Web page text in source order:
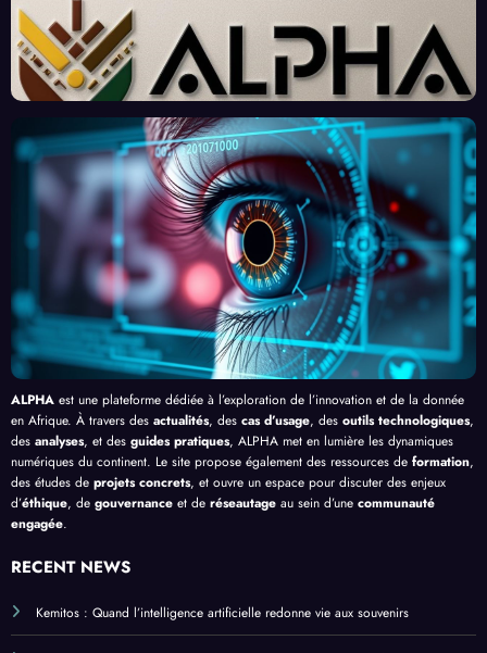
des
« Tra
vaille
urs
Clic »
en
Afriq
Nouv
eau
Front
contr
e le
Palud
isme
en
Afriq
ue
ains :
Enjeu
x et
Prom
esses
, au-
delà
de
Bang
ui
perts
Redé
finiss
ent
l’Effi
cacit
é de
l’IA
ALPHA est une plateforme dédiée à l’exploration de l’innovation et de la donnée
en Afrique. À travers des actualités, des cas d’usage, des outils technologiques,
des analyses, et des guides pratiques, ALPHA met en lumière les dynamiques
numériques du continent. Le site propose également des ressources de formation,
des études de projets concrets, et ouvre un espace pour discuter des enjeux
d’éthique, de gouvernance et de réseautage au sein d’une communauté
engagée.
RECENT NEWS
Kemitos : Quand l’intelligence artificielle redonne vie aux souvenirs